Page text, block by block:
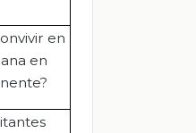
en
en